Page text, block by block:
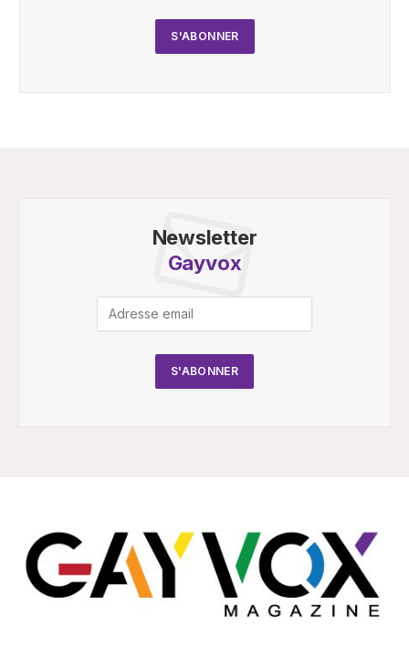
Newsletter
Gayvox